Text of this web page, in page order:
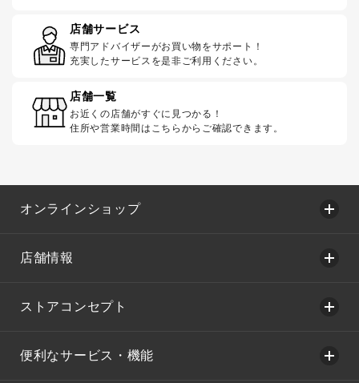
店舗サービス
専門アドバイザーがお買い物をサポート！
充実したサービスを是非ご利用ください。
店舗一覧
お近くの店舗がすぐに見つかる！
住所や営業時間はこちらからご確認できます。
オンラインショップ
店舗情報
ストアコンセプト
便利なサービス・機能